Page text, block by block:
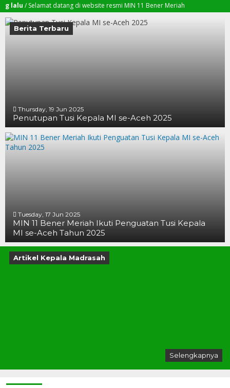
/ Selamat datang di website resmi MIN 11 Bener Meriah
Berita Terbaru
Thursday, 19 Jun 2025
Penutupan Tusi Kepala MI se-Aceh 2025
Tuesday, 17 Jun 2025
MIN 11 Bener Meriah Ikuti Penguatan Tusi Kepala
MI se-Aceh Tahun 2025
Artikel Kepala Madrasah
Selengkapnya